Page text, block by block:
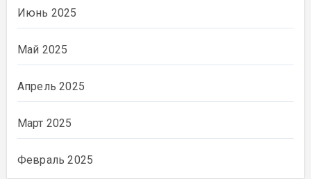
Июнь 2025
Май 2025
Апрель 2025
Март 2025
Февраль 2025